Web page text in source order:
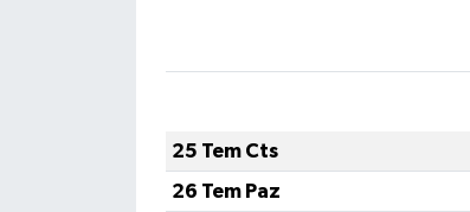
25 Tem Cts
26 Tem Paz